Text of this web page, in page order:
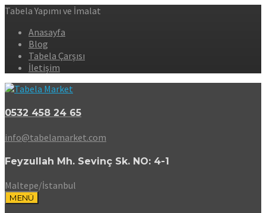
Tabela Yapımı ve İmalat
Anasayfa
Blog
Tabela Çarşısı
İletişim
0532 458 24 65
info@tabelamarket.com
Feyzullah Mh. Sevinç Sk. NO: 4-1
Maltepe/İstanbul
MENÜ